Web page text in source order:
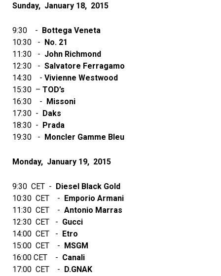
Sunday, January 18, 2015
9:30 -­
Bottega Veneta
10:30 -­
No. 21
11:30 -­ John Richmond
12:30 -­ Salvatore Ferragamo
14:30 -­ Vivienne Westwood
15:30 – TOD’s
16:30 -­
Missoni
17:30 -­
Daks
18:30 -­
Prada
19:30 -­
Moncler Gamme Bleu
Monday, January 19, 2015
9:30 CET -­
Diesel Black Gold
10:30 CET -­
Emporio Armani
11:30 CET -­ Antonio Marras
12:30 CET -­ Gucci
14:00 CET -­
Etro
15:00 CET -­
MSGM
16:00 CET -­ Canali
17:00 CET -­
D.GNAK